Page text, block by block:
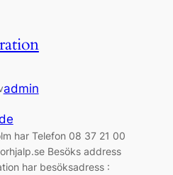
admin
har Telefon 08 37 21 00
Besöks address
har besöksadress :